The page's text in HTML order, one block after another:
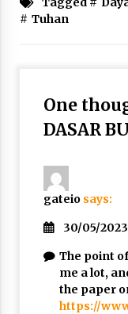
4
# Tuhan
One
DASAR
gateio says:
30/05/
The point
me a lot,
the paper
https://